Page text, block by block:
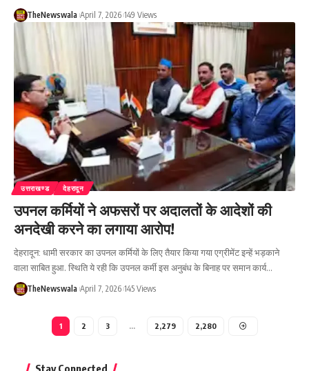
TheNewswala April 7, 2026 149 Views
उत्तराखण्ड देहरादून
उपनल कर्मियों ने अफसरों पर अदालतों के आदेशों की
अनदेखी करने का लगाया आरोप!
देहरादून: धामी सरकार का उपनल कर्मियों के लिए तैयार किया गया एग्रीमेंट इन्हें भड़काने
वाला साबित हुआ. स्थिति ये रही कि उपनल कर्मी इस अनुबंध के बिनाह पर समान कार्य…
TheNewswala April 7, 2026 145 Views
1 2 3 … 2,279 2,280
Stay Connected